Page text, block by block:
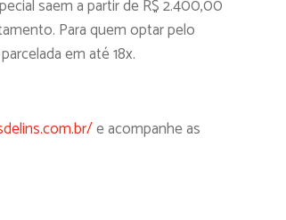
saem a partir de R$ 2.400,00
Para quem optar pelo
em até 18x.
e acompanhe as